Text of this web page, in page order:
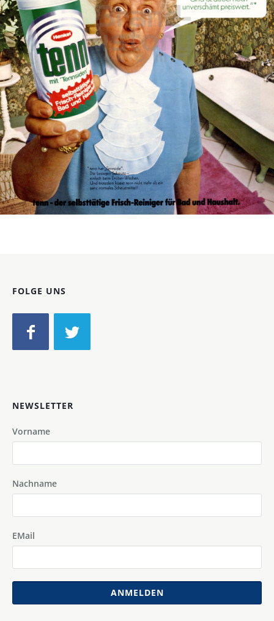
tenn Henkel Central Eastern Europe GmbH 1970
Bild-ID: 14439
FOLGE UNS
NEWSLETTER
Vorname
Nachname
EMail
ANMELDEN